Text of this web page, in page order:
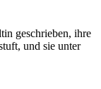
geschrieben, ihre
und sie unter